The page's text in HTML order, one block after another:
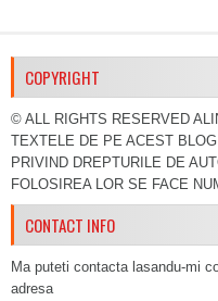
COPYRIGHT
© ALL RIGHTS RESERVED
TEXTELE DE PE ACEST
PRIVIND DREPTURILE DE
FOLOSIREA LOR SE FACE
CONTACT INFO
Ma puteti contacta lasandu-mi
adresa